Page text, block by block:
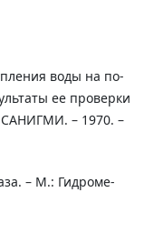
воды на по-
ее проверки
САНИГМИ. – 1970. –
– М.: Гидроме-